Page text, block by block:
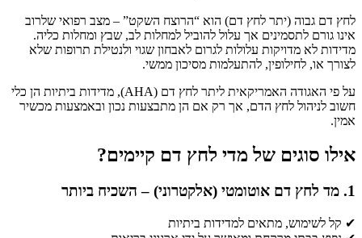
לחץ דם גבוה (יתר לחץ דם) הוא “הרוצח השקט” – מצב רפואי שלרוב
אינו גורם לתסמינים אך עלול להוביל למחלות לב, שבץ ומחלות כליה.
מדידות לא מדויקות עלולות לגרום לאבחון שגוי ולנטילת תרופות שלא
לצורך או, לחילופין, להתעלמות מסיכון ממשי.
על פי האגודה האמריקאית ליתר לחץ דם (AHA), מדידות ביתיות הן כלי
חשוב לניהול לחץ הדם, אך רק אם הן מתבצעות נכון ובאמצעות מכשיר
אמין.
אילו סוגים של מדי לחץ דם קיימים?
1. מד לחץ דם אוטומטי (אלקטרוני) – השכיח ביותר
✔ קל לשימוש, מתאים למדידות ביתיות